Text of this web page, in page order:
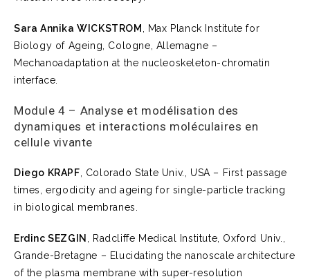
Sara Annika WICKSTROM
, Max Planck Institute for
Biology of Ageing, Cologne, Allemagne –
Mechanoadaptation at the nucleoskeleton-chromatin
interface.
Module 4 – Analyse et modélisation des
dynamiques et interactions moléculaires en
cellule vivante
Diego KRAPF , Colorado State Univ., USA – First passage
times, ergodicity and ageing for single-particle tracking
in biological membranes.
Erdinc SEZGIN
, Radcliffe Medical Institute, Oxford Univ.,
Grande-Bretagne – Elucidating the nanoscale architecture
of the plasma membrane with super-resolution